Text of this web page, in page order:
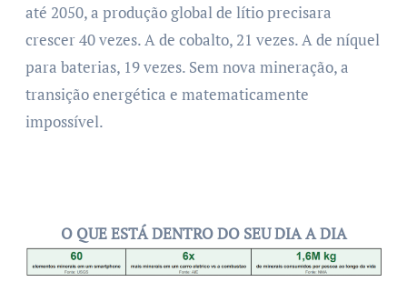
até 2050, a produção global de lítio precisara
crescer 40 vezes. A de cobalto, 21 vezes. A de níquel
para baterias, 19 vezes. Sem nova mineração, a
transição energética e matematicamente
impossível.
O QUE ESTÁ DENTRO DO SEU DIA A DIA